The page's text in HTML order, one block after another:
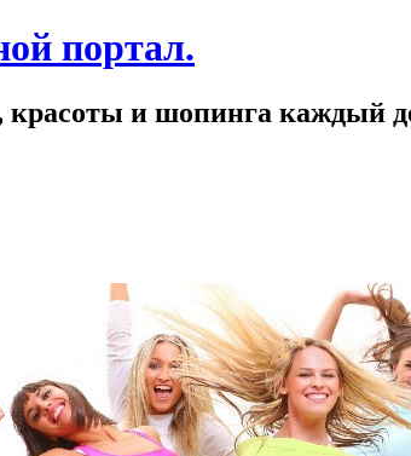
портал.
красоты и шопинга каждый